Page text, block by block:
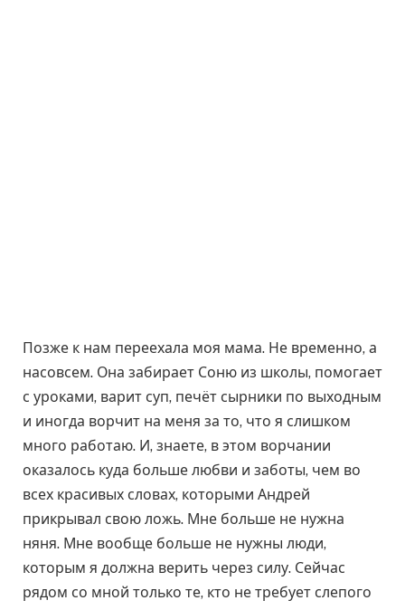
Позже к нам переехала моя мама. Не временно, а
насовсем. Она забирает Соню из школы, помогает
с уроками, варит суп, печёт сырники по выходным
и иногда ворчит на меня за то, что я слишком
много работаю. И, знаете, в этом ворчании
оказалось куда больше любви и заботы, чем во
всех красивых словах, которыми Андрей
прикрывал свою ложь. Мне больше не нужна
няня. Мне вообще больше не нужны люди,
которым я должна верить через силу. Сейчас
рядом со мной только те, кто не требует слепого